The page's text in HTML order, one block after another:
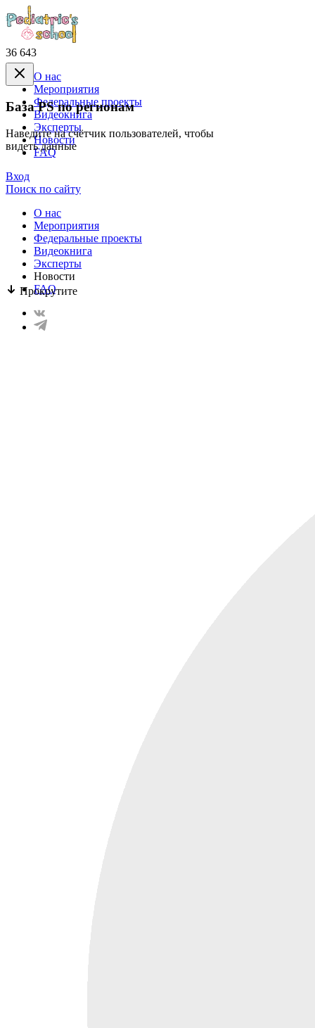
36 643
База PS по регионам
Наведите на счётчик пользователей, чтобы
видеть данные
Прокрутите
О нас
Mероприятия
Федеральные проекты
Видеокнига
Эксперты
Новости
FAQ
Вход
Поиск по сайту
О нас
Mероприятия
Федеральные проекты
Видеокнига
Эксперты
Новости
FAQ